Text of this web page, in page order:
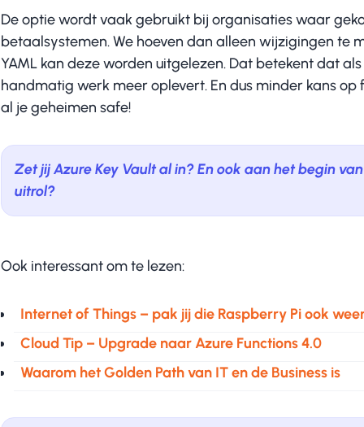
De optie wordt vaak gebruikt bij organisaties waar
betaalsystemen. We hoeven dan alleen wijzigingen te
YAML kan deze worden uitgelezen. Dat betekent dat
handmatig werk meer oplevert. En dus minder kans op
al je geheimen safe!
Zet jij Azure Key Vault al in? En ook aan het begin
uitrol?
Ook interessant om te lezen:
Internet of Things – pak jij die Raspberry Pi ook
Cloud Tip – Upgrade naar Azure Functions 4.0
Waarom het Golden Path van IT en de Business is